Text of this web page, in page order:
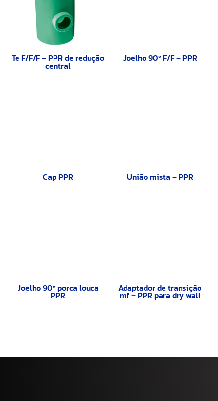
Te F/F/F – PPR de redução
central
Joelho 90º F/F – PPR
Cap PPR União mista – PPR
Joelho 90º porca louca
PPR
Adaptador de transição
mf – PPR para dry wall